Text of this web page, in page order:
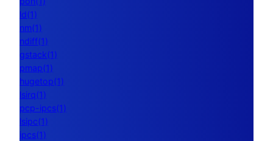
ld(1)
nm(1)
ndiff(1)
gstack(1)
pmap(1)
hugetop(1)
lsirq(1)
pcp-ipcs(1)
lsipc(1)
ipcs(1)